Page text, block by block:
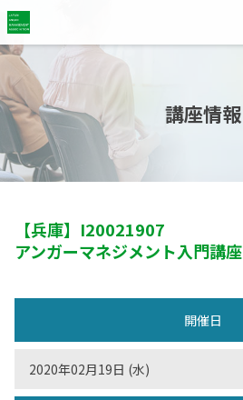
講座情報
【兵庫】 I20021907
アンガーマネジメント入門講座
開催日
2020年02月19日 (水)